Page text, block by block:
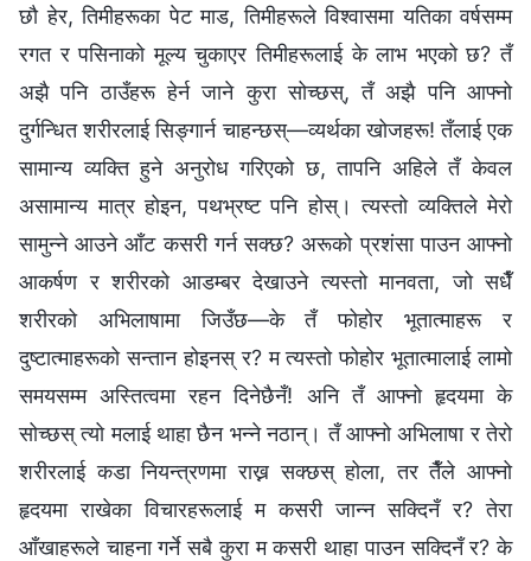
छौ हेर, तिमीहरूका पेट माड, तिमीहरूले विश्‍वासमा यतिका वर्षसम्म
रगत र पसिनाको मूल्य चुकाएर तिमीहरूलाई के लाभ भएको छ? तँ
अझै पनि ठाउँहरू हेर्न जाने कुरा सोच्छस्, तँ अझै पनि आफ्नो
दुर्गन्धित शरीरलाई सिङ्गार्न चाहन्छस्—व्यर्थका खोजहरू! तँलाई एक
सामान्य व्यक्ति हुने अनुरोध गरिएको छ, तापनि अहिले तँ केवल
असामान्य मात्र होइन, पथभ्रष्ट पनि होस्। त्यस्तो व्यक्तिले मेरो
सामुन्ने आउने आँट कसरी गर्न सक्छ? अरूको प्रशंसा पाउन आफ्नो
आकर्षण र शरीरको आडम्बर देखाउने त्यस्तो मानवता, जो सधैँ
शरीरको अभिलाषामा जिउँछ—के तँ फोहोर भूतात्माहरू र
दुष्टात्माहरूको सन्तान होइनस् र? म त्यस्तो फोहोर भूतात्मालाई लामो
समयसम्म अस्तित्वमा रहन दिनेछैनँ! अनि तँ आफ्नो हृदयमा के
सोच्छस् त्यो मलाई थाहा छैन भन्‍ने नठान्। तँ आफ्नो अभिलाषा र तेरो
शरीरलाई कडा नियन्त्रणमा राख्न सक्छस् होला, तर तैँले आफ्नो
हृदयमा राखेका विचारहरूलाई म कसरी जान्न सक्दिनँ र? तेरा
आँखाहरूले चाहना गर्ने सबै कुरा म कसरी थाहा पाउन सक्दिनँ र? के